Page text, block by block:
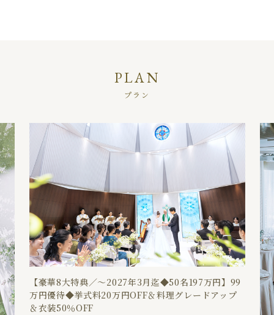
PLAN
プラン
【豪華8大特典／～2027年3月迄◆50名197万円】99
万円優待◆挙式料20万円OFF＆料理グレードアップ
＆衣装50％OFF